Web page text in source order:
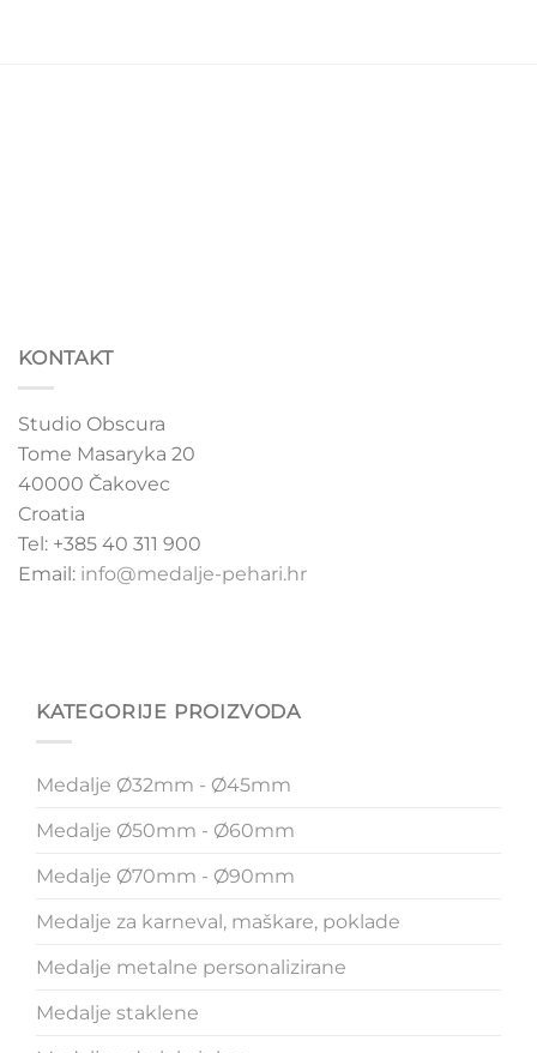
KONTAKT
Studio Obscura
Tome Masaryka 20
40000 Čakovec
Croatia
Tel: +385 40 311 900
Email: info@medalje-pehari.hr
KATEGORIJE PROIZVODA
Medalje Ø32mm - Ø45mm
Medalje Ø50mm - Ø60mm
Medalje Ø70mm - Ø90mm
Medalje za karneval, maškare, poklade
Medalje metalne personalizirane
Medalje staklene